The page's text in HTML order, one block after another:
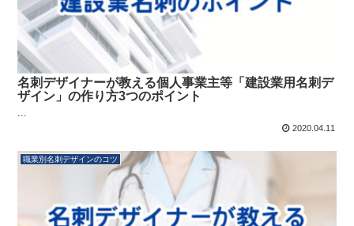
名刺デザイナーが教える個人事業主等「建設業用名刺デ
ザイン」の作り方3つのポイント
...
2020.04.11
職業別名刺デザインのコツ